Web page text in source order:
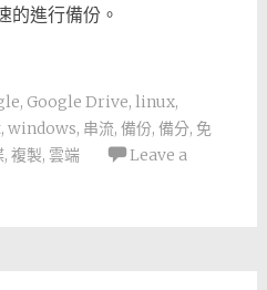
的進行備份。
, Google Drive, linux,
, windows, 串流, 備份, 備分, 免
, 複製, 雲端
Leave a